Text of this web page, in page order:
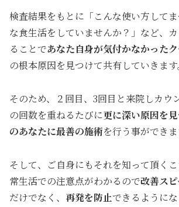
検査結果をもとに「こんな使い方して
な食生活をしていませんか？」など、
ることであなた自身が気付かなかった
の根本原因を見つけて共有していきます
そのため、２回目、3回目と来院しカウ
の回数を重ねるたびに更に深い原因を
のあなたに最善の施術を行う事ができま
そして、ご自身にもそれを知って頂く
常生活での注意点がわかるので改善ス
だけでなく、 再発を防止できるようにな